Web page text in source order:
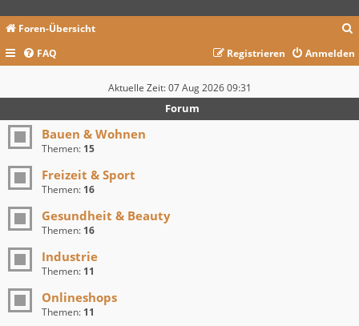
Foren-Übersicht
c
FAQ Anmelden
Registrieren
Aktuelle Zeit: 07 Aug 2026 09:31
Forum
Bauen & Wohnen
Themen: 15
Freizeit & Sport
Themen: 16
Gesundheit & Beauty
Themen: 16
Industrie
Themen: 11
Onlineshops
Themen: 11